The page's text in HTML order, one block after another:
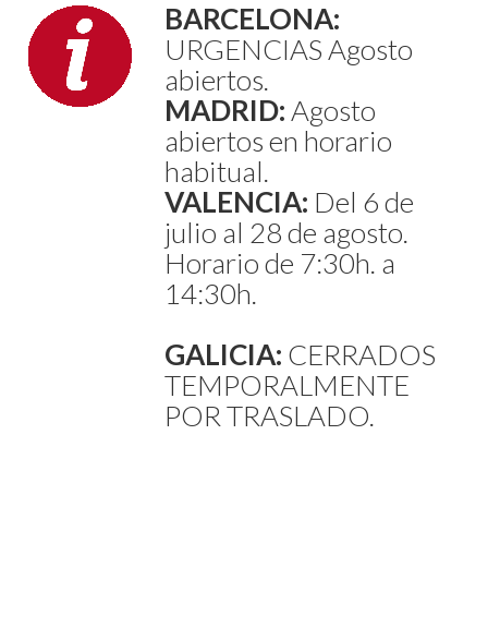
BARCELONA:
URGENCIAS Agosto
abiertos.
MADRID:Agosto
abiertos en horario
habitual.
VALENCIA: Del 6 de
julio al 28 de agosto.
Horario de 7:30h. a
14:30h.
GALICIA: CERRADOS
TEMPORALMENTE
POR TRASLADO.